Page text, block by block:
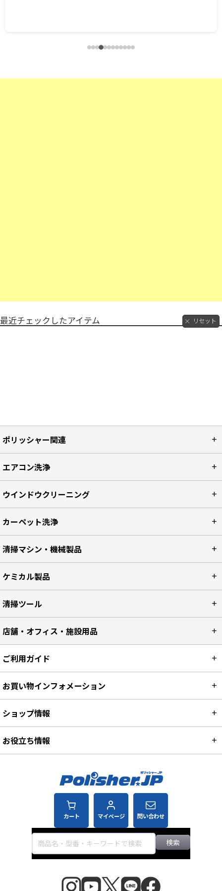
最近チェックしたアイテム リセット
ポリッシャー関連
エアコン洗浄
ウインドウクリーニング
カーペット洗浄
清掃マシン・機械製品
ケミカル製品
清掃ツール
店舗・オフィス・施設用品
カート マイページ 問い合わせ
検索
ご利用ガイド
お買い物インフォメーション
ショップ情報
お役立ち情報